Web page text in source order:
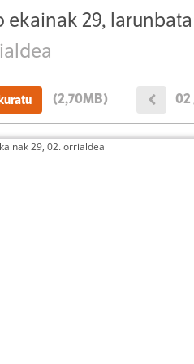
ekainak 29, larunbata
(2,70MB) 02